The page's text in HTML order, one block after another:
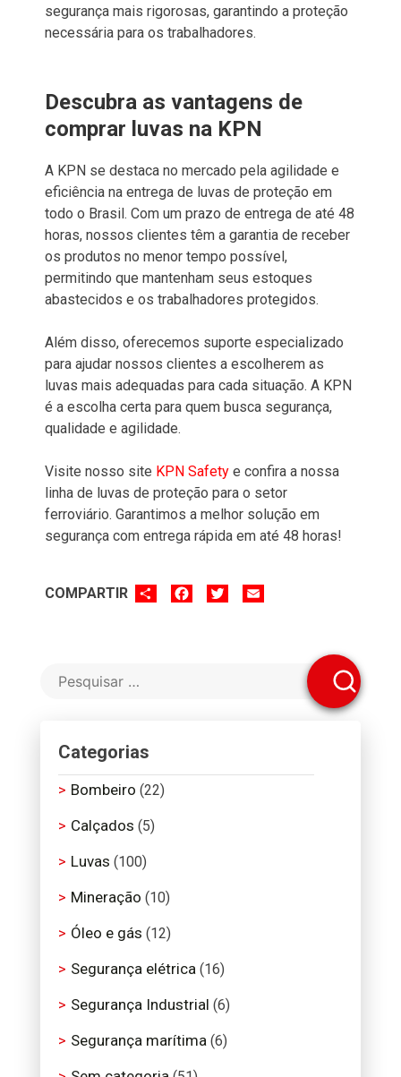
segurança mais rigorosas, garantindo a proteção
necessária para os trabalhadores.
Descubra as vantagens de
comprar luvas na KPN
A KPN se destaca no mercado pela agilidade e
eficiência na entrega de luvas de proteção em
todo o Brasil. Com um prazo de entrega de até 48
horas, nossos clientes têm a garantia de receber
os produtos no menor tempo possível,
permitindo que mantenham seus estoques
abastecidos e os trabalhadores protegidos.
Além disso, oferecemos suporte especializado
para ajudar nossos clientes a escolherem as
luvas mais adequadas para cada situação. A KPN
é a escolha certa para quem busca segurança,
qualidade e agilidade.
Visite nosso site KPN Safety e confira a nossa
linha de luvas de proteção para o setor
ferroviário. Garantimos a melhor solução em
segurança com entrega rápida em até 48 horas!
COMPARTIR SHARE FACEBOOKTWITTER
Categorias
Bombeiro (22)
Calçados (5)
Luvas (100)
Mineração (10)
Óleo e gás (12)
Segurança elétrica(16)
Segurança Industrial (6)
Segurança marítima(6)